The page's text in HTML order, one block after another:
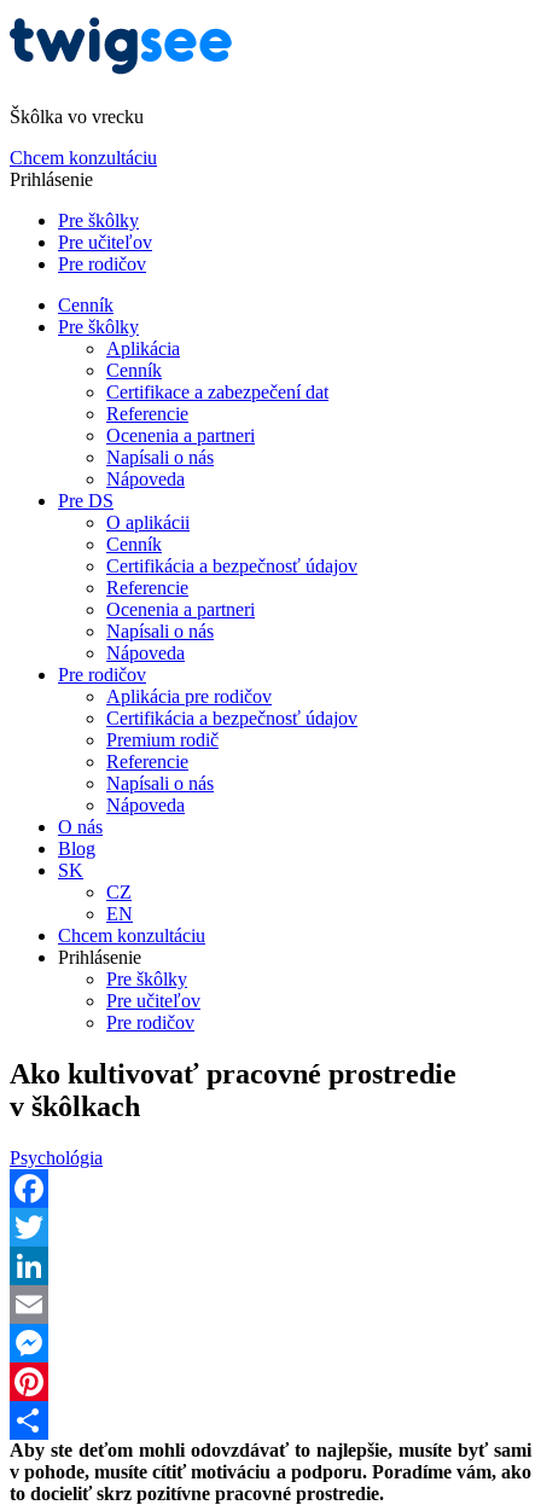
Škôlka vo vrecku
Chcem konzultáciu
Prihlásenie
Pre škôlky
Pre učiteľov
Pre rodičov
Cenník
Pre škôlky
Aplikácia
Cenník
Certifikace a zabezpečení dat
Referencie
Ocenenia a partneri
Napísali o nás
Nápoveda
Pre DS
O aplikácii
Cenník
Certifikácia a bezpečnosť údajov
Referencie
Ocenenia a partneri
Napísali o nás
Nápoveda
Pre rodičov
Aplikácia pre rodičov
Certifikácia a bezpečnosť údajov
Premium rodič
Referencie
Napísali o nás
Nápoveda
O nás
Blog
SK
CZ
EN
Chcem konzultáciu
Prihlásenie
Pre škôlky
Pre učiteľov
Pre rodičov
Ako kultivovať pracovné prostredie
v škôlkach
Psychológia
Facebook
Twitter
LinkedIn
Email
Messenger
Pinterest
Share
Aby ste deťom mohli odovzdávať to najlepšie, musíte byť sami
v pohode, musíte cítiť motiváciu a podporu. Poradíme vám, ako
to docieliť skrz pozitívne pracovné prostredie.